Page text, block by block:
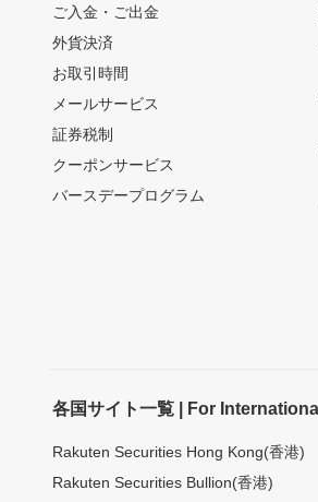
ご入金・ご出金
外貨決済
お取引時間
メールサービス
証券税制
クーポンサービス
バースデープログラム
各国サイト一覧 | For International
Rakuten Securities Hong Kong(香港)
Rakuten Securities Bullion(香港)